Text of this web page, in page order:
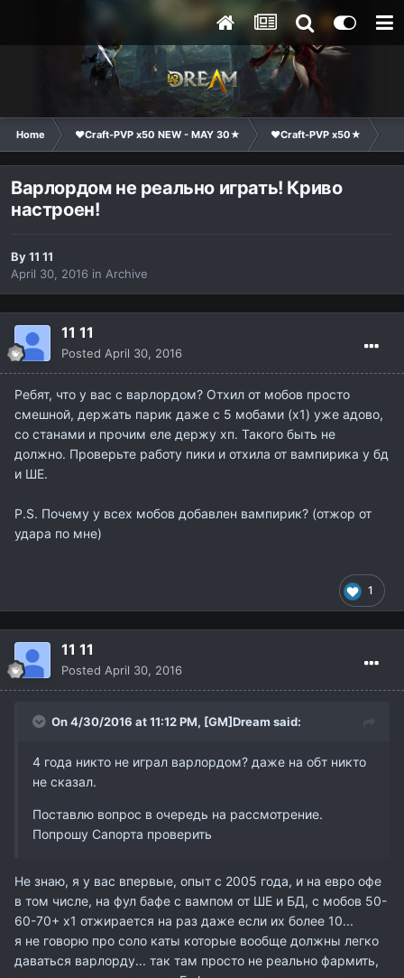
Home ❤Craft-PVP x50 NEW - MAY 30★ ❤Craft-PVP x50★
Варлордом не реально играть! Криво
настроен!
By11 11
April 30, 2016 in Archive
11 11
Posted April 30, 2016
Ребят, что у вас с варлордом? Отхил от мобов просто
смешной, держать парик даже с 5 мобами (х1) уже адово,
со станами и прочим еле держу хп. Такого быть не
должно. Проверьте работу пики и отхила от вампирика у бд
и ШЕ.
P.S. Почему у всех мобов добавлен вампирик? (отжор от
удара по мне)
1
11 11
Posted April 30, 2016
On 4/30/2016 at 11:12 PM, [GM]Dream said:
4 года никто не играл варлордом? даже на обт никто
не сказал.
Поставлю вопрос в очередь на рассмотрение.
Попрошу Сапорта проверить
Не знаю, я у вас впервые, опыт с 2005 года, и на евро офе
в том числе, на фул бафе с вампом от ШЕ и БД, с мобов 50-
60-70+ х1 отжирается на раз даже если их более 10...
я не говорю про соло каты которые вообще должны легко
даваться варлорду... так там просто не реально фармить,